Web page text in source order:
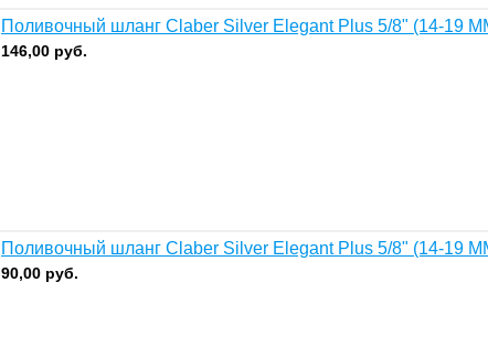
Поливочный шланг Claber Silver Elegant Plus 5/8" (14-19
146,00 руб.
Поливочный шланг Claber Silver Elegant Plus 5/8" (14-19
90,00 руб.